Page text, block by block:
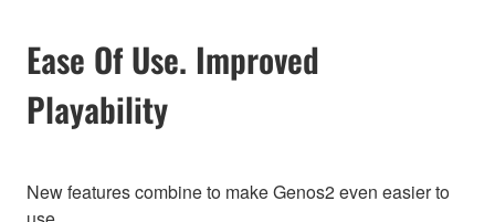
Ease Of Use. Improved
Playability
New features combine to make Genos2 even easier to